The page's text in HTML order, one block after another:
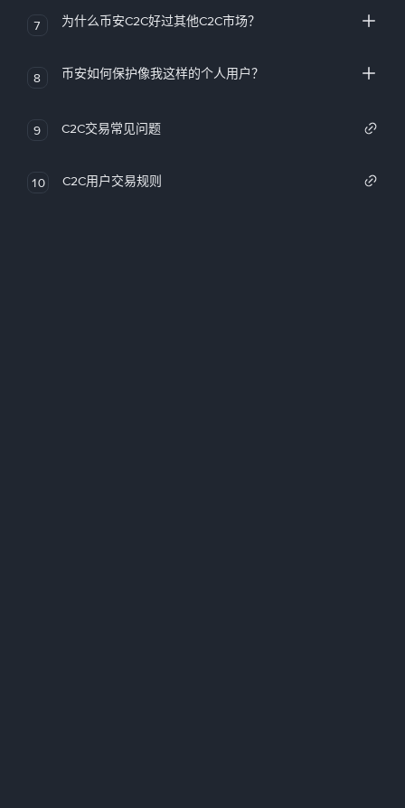
7 为什么币安C2C好过其他C2C市场？
8 币安如何保护像我这样的个人用户？
9 C2C交易常见问题
10 C2C用户交易规则